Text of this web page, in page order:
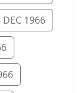
1966